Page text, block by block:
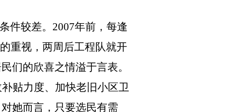
件较差。 2007年前，每逢
重视，两周后工程队就开
们的欣喜之情溢于言表。
贴力度、加快老旧小区卫
她而言，只要选民有需